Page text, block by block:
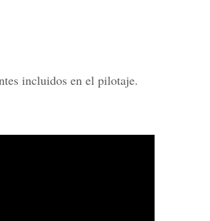
incluidos en el pilotaje.